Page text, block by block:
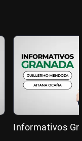
Informativos